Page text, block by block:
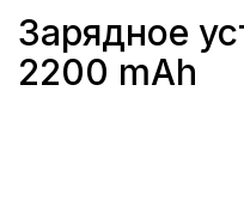
Зарядное
2200 mAh